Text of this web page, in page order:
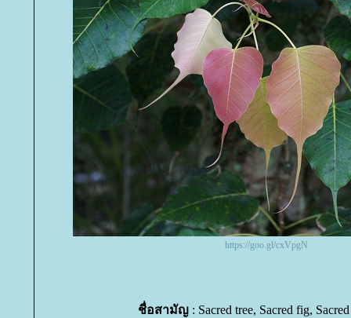
https://goo.gl/cxVpgN
ชื่อสามัญ : Sacred tree, Sacred fig,